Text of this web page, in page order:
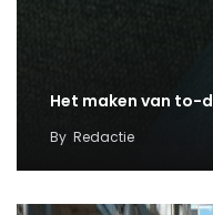
Het maken van to-
By Redactie